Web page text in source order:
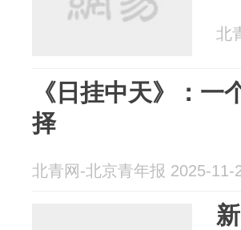
北
《日挂中天》：
择
北青网-北京青年报 2025-11-